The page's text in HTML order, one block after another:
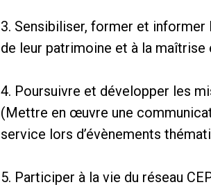
3. Sensibiliser, former et
de leur patrimoine et à la maîtrise
4. Poursuivre et développer les
(Mettre en œuvre une
service lors d’évènements
5. Participer à la vie du réseau